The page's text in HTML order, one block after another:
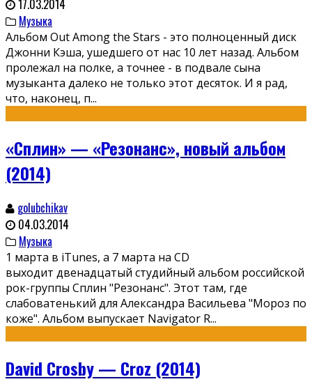
17.03.2014
Музыка
Альбом Out Among the Stars - это полноценный диск
Джонни Кэша, ушедшего от нас 10 лет назад. Альбом
пролежал на полке, а точнее - в подвале сына
музыканта далеко не только этот десяток. И я рад,
что, наконец, п...
«Сплин» — «Резонанс», новый альбом
(2014)
golubchikav
04.03.2014
Музыка
1 марта в iTunes, а 7 марта на CD
выходит двенадцатый студийный альбом российской
рок-группы Сплин "Резонанс". Этот там, где
слабоватенький для Александра Васильева "Мороз по
коже". Альбом выпускает Navigator R...
David Crosby — Croz (2014)